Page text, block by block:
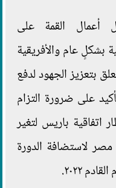
أعمال القمة على
بشكلٍ عام والأفريقية
بتعزيز الجهود لدفع
على ضرورة التزام
اتفاقية باريس لتغير
مصر لاستضافة الدورة
٢٠٢٢.